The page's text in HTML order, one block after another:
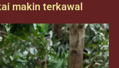
makin terkawal